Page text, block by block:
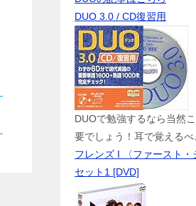
DUO 3.0 / CD復習用
DUOで勉強するなら当然
要でしょう！耳で覚えるべ
フレンズ I 〈ファースト・
セット1 [DVD]